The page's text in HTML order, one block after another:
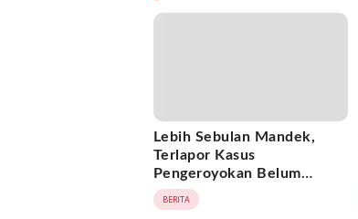
Lebih Sebulan Mandek,
Terlapor Kasus
Pengeroyokan Belum
Diperiksa, Korban Adukan
Penyidik ke Wasidik Polda
BERITA